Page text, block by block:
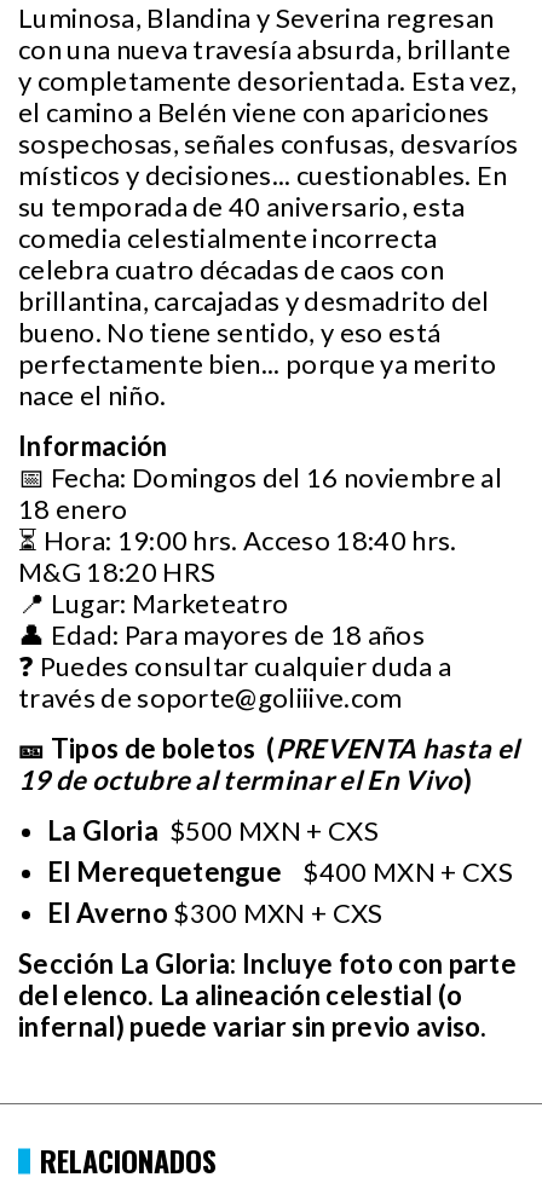
Luminosa, Blandina y Severina regresan
con una nueva travesía absurda, brillante
y completamente desorientada. Esta vez,
el camino a Belén viene con apariciones
sospechosas, señales confusas, desvaríos
místicos y decisiones... cuestionables. En
su temporada de 40 aniversario, esta
comedia celestialmente incorrecta
celebra cuatro décadas de caos con
brillantina, carcajadas y desmadrito del
bueno. No tiene sentido, y eso está
perfectamente bien... porque ya merito
nace el niño.
Información
📅 Fecha: Domingos del 16 noviembre al
18 enero
⏳ Hora: 19:00 hrs. Acceso 18:40 hrs.
M&G 18:20 HRS
📍 Lugar: Marketeatro
👤 Edad: Para mayores de 18 años
❓ Puedes consultar cualquier duda a
través desoporte@goliiive.com
🎫 Tipos de boletos (PREVENTA hasta el
19 de octubre al terminar el En Vivo)
La Gloria $500 MXN + CXS
El Merequetengue $400 MXN + CXS
El Averno $300 MXN + CXS
Sección La Gloria: Incluye foto con parte
del elenco. La alineación celestial (o
infernal) puede variar sin previo aviso.
RELACIONADOS